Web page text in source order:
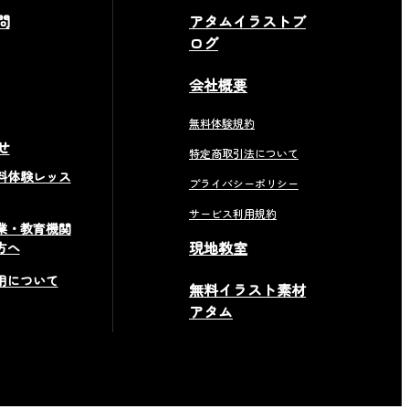
体験レッス
・教育機関
へ
について
アタムイラストブ
ログ
会社概要
無料体験規約
特定商取引法について
プライバシーポリシー
サービス利用規約
現地教室
無料イラスト素材
アタム